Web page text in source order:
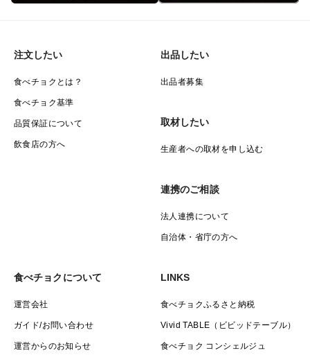
注文したい
食べチョクとは？
食べチョク基準
品質保証について
飲食店の方へ
出品したい
出品者募集
取材したい
生産者への取材を申し込む
連携のご相談
法人連携について
自治体・省庁の方へ
食べチョクについて
運営会社
ガイド/お問い合わせ
運営からのお知らせ
LINKS
食べチョクふるさと納税
Vivid TABLE（ビビッドテーブル）
食べチョク コンシェルジュ